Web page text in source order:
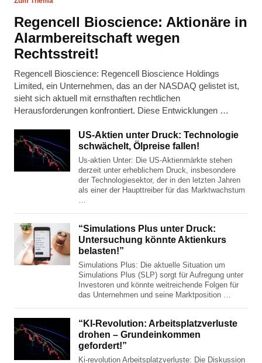
Regencell Bioscience: Aktionäre in
Alarmbereitschaft wegen
Rechtsstreit!
Regencell Bioscience: Regencell Bioscience Holdings
Limited, ein Unternehmen, das an der NASDAQ gelistet ist,
sieht sich aktuell mit ernsthaften rechtlichen
Herausforderungen konfrontiert. Diese Entwicklungen …
US-Aktien unter Druck: Technologie
schwächelt, Ölpreise fallen!
Us-aktien Unter: Die US-Aktienmärkte stehen
derzeit unter erheblichem Druck, insbesondere
der Technologiesektor, der in den letzten Jahren
als einer der Haupttreiber für das Marktwachstum
“Simulations Plus unter Druck:
Untersuchung könnte Aktienkurs
belasten!”
Simulations Plus: Die aktuelle Situation um
Simulations Plus (SLP) sorgt für Aufregung unter
Investoren und könnte weitreichende Folgen für
das Unternehmen und seine Marktposition …
“KI-Revolution: Arbeitsplatzverluste
drohen – Grundeinkommen
gefordert!”
Ki-revolution Arbeitsplatzverluste: Die Diskussion